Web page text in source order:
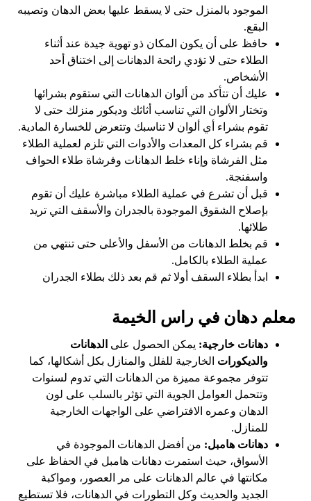
الموجود بالمنزل حتى لا يسقط عليها بعض الدهان وتصيبه
البقع.
حافظ على أن يكون المكان ذو تهوية جيدة عند أثناء
الطلاء حتى لا تؤدي رائحة الدهانات إلى اختناق أحد
الأشخاص.
عليك أن تتأكد من ألوان الدهانات التي ستقوم بشرائها
وتختار الألوان التي تناسب أثاثك وديكور منزلك حتى لا
تقوم بشراء أي ألوان لا تناسبك وتتعرض للخسارة المادية.
قم بشراء كل المعدات والأدوات التي تلزم لعملية الطلاء
مثل الفرشاة وإناء خلط الدهانات وفرشاة طلاء الحواف
واسفنجة.
قبل أن تشرع في عملية الطلاء مباشرة عليك أن تقوم
بإصلاح الشقوق الموجودة بالجدران والأسقف التي تريد
طلائها.
قم بخلط الدهانات من الأسفل والأعلى حتى تنتهي من
عملية الطلاء بالكامل.
ابدأ بطلاء السقف أولا ثم قم بعد ذلك بطلاء الجدران
معلم دهان في راس الخيمة
دهانات خارجية: يمكن الحصول على الدهانات
والديكورات الخارجية للفلل والمنازل بكل أشكالها، كما
تتوفر مجموعة مميزة من الدهانات التي تدوم لسنوات
وتتحمل العوامل الجوية التي تؤثر بالسلب على لون
الدهان وعمره الافتراضي على الواجهات الخارجية
للمنازل.
دهانات هامبل: من أفضل الدهانات الموجودة في
الأسواق، حيث استمرت دهانات هامبل في الحفاظ على
مكانتها في عالم الدهانات على مر العصور، ومواكبة
الجديد والحديث وكل التطورات في الدهانات، فلا تستطيع